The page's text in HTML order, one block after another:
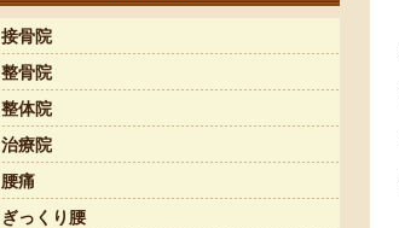
接骨院
整骨院
整体院
治療院
腰痛
ぎっくり腰